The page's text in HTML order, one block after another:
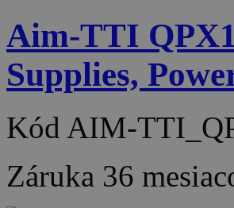
Aim-TTI
Supplies,
Kód AIM-
Záruka 36